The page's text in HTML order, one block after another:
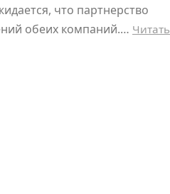
что партнерство
обеих компаний.… Читать